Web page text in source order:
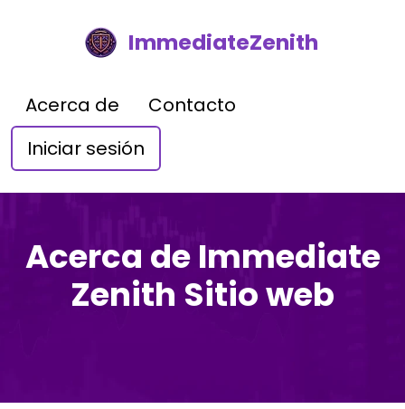
ImmediateZenith
Acerca de
Contacto
Iniciar sesión
Acerca de Immediate
Zenith Sitio web